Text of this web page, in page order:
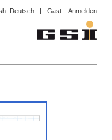
Deutsch | Gast :: Anmelden